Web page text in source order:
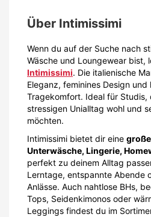
Über Intimissimi
Wenn du auf der Suche nach
Wäsche und Loungewear bist,
Intimissimi. Die italienische
Eleganz, feminines Design und
Tragekomfort. Ideal für Studis,
stressigen Unialltag wohl und
möchten.
Intimissimi bietet dir eine
Unterwäsche, Lingerie,
perfekt zu deinem Alltag
Lerntage, entspannte Abende
Anlässe. Auch nahtlose BHs,
Tops, Seidenkimonos oder
Leggings findest du im